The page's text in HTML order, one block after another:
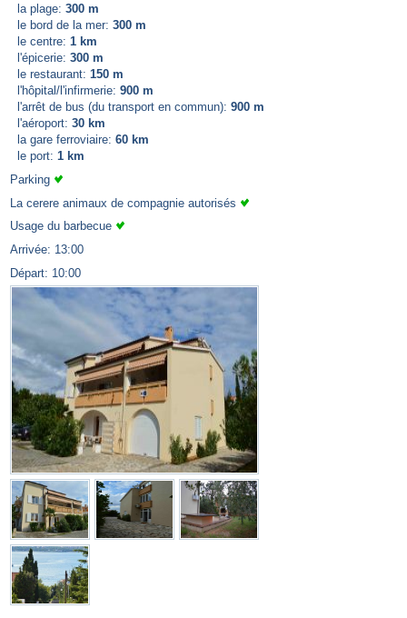
la plage: 300 m
le bord de la mer: 300 m
le centre: 1 km
l'épicerie: 300 m
le restaurant: 150 m
l'hôpital/l'infirmerie: 900 m
l'arrêt de bus (du transport en commun): 900 m
l'aéroport: 30 km
la gare ferroviaire: 60 km
le port: 1 km
Parking
La cerere animaux de compagnie autorisés
Usage du barbecue
Arrivée: 13:00
Départ: 10:00